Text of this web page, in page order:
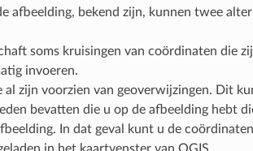
afbeelding, bekend zijn, kunnen twee
soms kruisingen van coördinaten die
invoeren.
al zijn voorzien van geoverwijzingen. Dit
bevatten die u op de afbeelding hebt
In dat geval kunt u de